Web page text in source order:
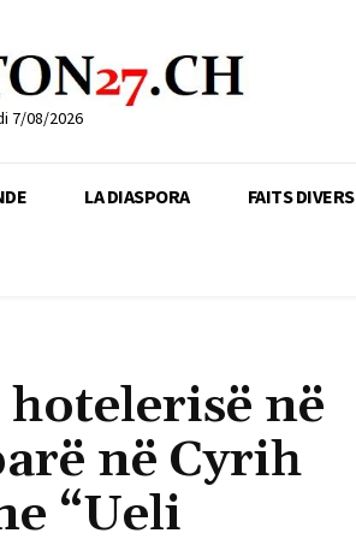
7/08/2026
LA DIASPORA FAITS DIVERS
në
në Cyrih
“Ueli